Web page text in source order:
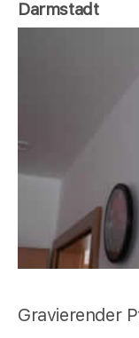
Darmstadt
Gravierender